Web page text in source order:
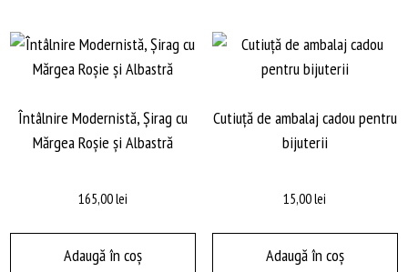
Întâlnire Modernistă, Șirag cu
Mărgea Roșie și Albastră
165,00lei
Adaugă în coș
Cutiuță de ambalaj cadou pentru
bijuterii
15,00lei
Adaugă în coș